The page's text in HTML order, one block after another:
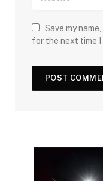
Save my
for the next time I